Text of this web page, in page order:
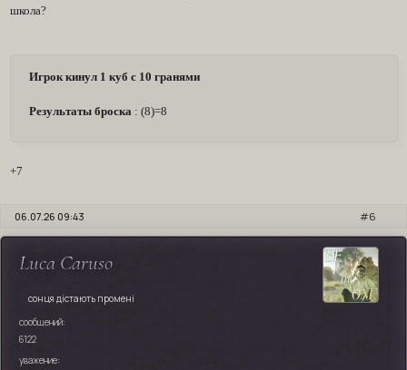
школа?
Игрок кинул 1 куб с 10 гранями
Результаты броска : (8)=8
+7
6
06.07.26 09:43
Luca Caruso
сонця дістають промені
сообщений:
6122
уважение: